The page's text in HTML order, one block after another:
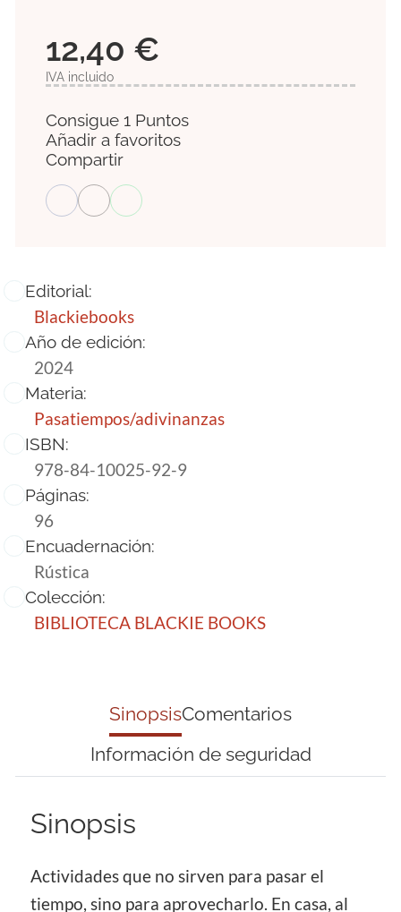
Editorial:
Blackiebooks
Año de edición:
2024
Materia:
Pasatiempos/adivinanzas
ISBN:
978-84-10025-92-9
Páginas:
96
Encuadernación:
Rústica
Colección:
BIBLIOTECA BLACKIE BOOKS
12,40 €
IVA incluido
Consigue 1 Puntos
Añadir a favoritos
Compartir
SinopsisComentarios
Información de seguridad
Sinopsis
Actividades que no sirven para pasar el
tiempo, sino para aprovecharlo. En casa, al